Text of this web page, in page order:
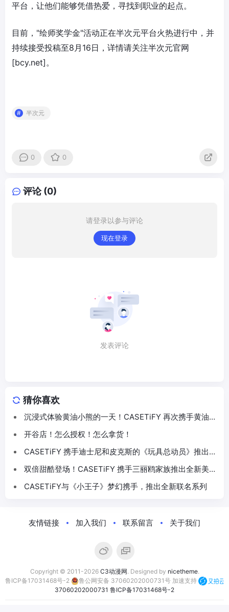
平台，让他们能够凭借热爱，寻找到职业的起点。
目前，"绘师奖学金"活动正在半次元平台火热进行中，并
持续接受投稿至8月16日，详情请关注半次元官网
[bcy.net]。
半次元
0 0
评论 (0)
请登录以参与评论
现在登录
发表评论
猜你喜欢
沉浸式体验黄油小熊的一天！CASETiFY 再次携手黄油小
熊推出联名系列
开谷店！怎么授权！怎么拿货！
CASETiFY 携手迪士尼和皮克斯的《玩具总动员》推出
30 周年主题联名系列
双倍甜酷登场！CASETiFY 携手三丽鸥家族推出全新美乐
蒂 & 酷洛米联名系列
CASETiFY与《小王子》梦幻携手，推出全新联名系列
友情链接 加入我们 联系留言 关于我们
Copyright © 2011-2026 C3动漫网. Designed by nicetheme.
鲁ICP备17031468号-2
鲁公网安备 37060202000731号 加速支持
37060202000731 鲁ICP备17031468号-2